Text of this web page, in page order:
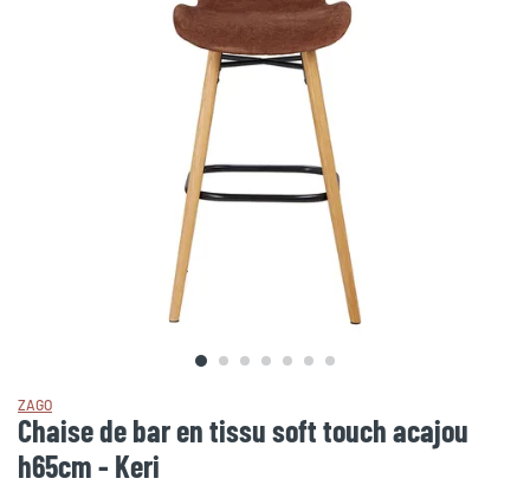
ZAGO
Chaise de bar en tissu soft touch acajou
h65cm - Keri